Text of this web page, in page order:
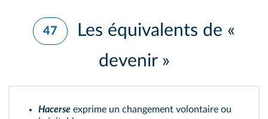
47
Les équivalents de «
devenir »
Hacerse exprime un changement volontaire ou